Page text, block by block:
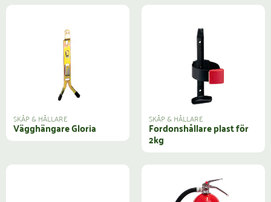
SKÅP & HÅLLARE
Vägghängare Gloria
SKÅP & HÅLLARE
Fordonshållare plast för
2kg